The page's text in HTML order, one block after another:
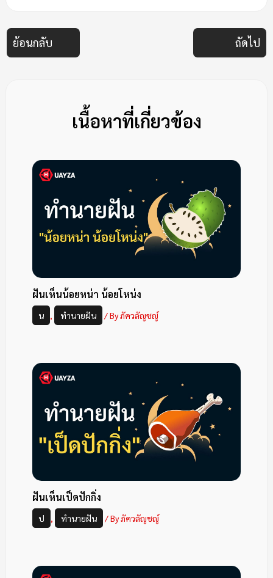
ย้อนกลับ ถัดไป
เนื้อหาที่เกี่ยวข้อง
ฝันเห็นน้อยหน่า น้อยโหน่ง
น , ทำนายฝัน / Byภัควลัญชญ์
ฝันเห็นเป็ดปักกิ่ง
ป , ทำนายฝัน / Byภัควลัญชญ์